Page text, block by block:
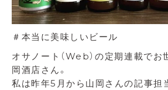
＃本当に美味しいビール
オサノート（Web）の定期連載でお
岡酒店さん。
私は昨年5月から山岡さんの記事担